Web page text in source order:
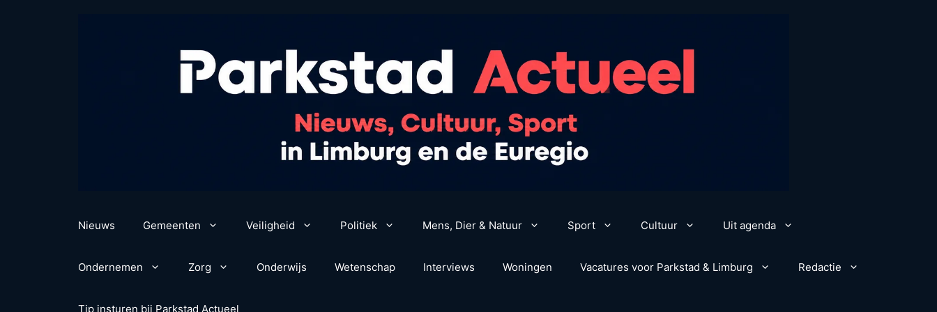
Nieuws Gemeenten Veiligheid Politiek Mens, Dier & Natuur Sport Cultuur Uit agenda
Ondernemen Zorg Onderwijs Wetenschap Interviews Woningen Vacatures voor Parkstad & Limburg Redactie
Tip insturen bij Parkstad Actueel